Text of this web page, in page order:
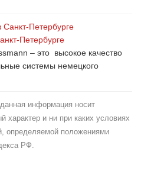
Петербурге
– это высокое качество
системы немецкого
информация носит
характер и ни при каких условиях
определяемой положениями
РФ.